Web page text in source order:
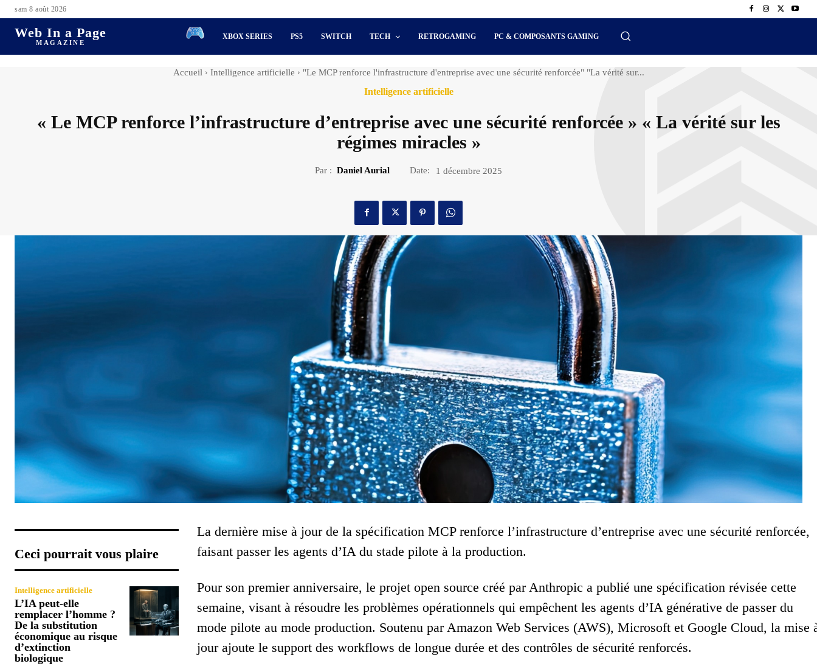
sam 8 août 2026
Web In a Page
MAGAZINE
XBOX SERIES PS5 SWITCH TECH RETROGAMING PC & COMPOSANTS GAMING
Accueil Intelligence artificielle "Le MCP renforce l'infrastructure d'entreprise avec une sécurité renforcée" "La vérité sur...
Intelligence artificielle
« Le MCP renforce l’infrastructure d’entreprise avec une sécurité renforcée » « La vérité sur les
régimes miracles »
Par : Daniel Aurial Date: 1 décembre 2025
Ceci pourrait vous plaire
Intelligence artificielle
L’IA peut-elle
remplacer l’homme ?
De la substitution
économique au risque
d’extinction
biologique
La dernière mise à jour de la spécification MCP renforce l’infrastructure d’entreprise avec une sécurité renforcée,
faisant passer les agents d’IA du stade pilote à la production.
Pour son premier anniversaire, le projet open source créé par Anthropic a publié une spécification révisée cette
semaine, visant à résoudre les problèmes opérationnels qui empêchent les agents d’IA générative de passer du
mode pilote au mode production. Soutenu par Amazon Web Services (AWS), Microsoft et Google Cloud, la mise
jour ajoute le support des workflows de longue durée et des contrôles de sécurité renforcés.